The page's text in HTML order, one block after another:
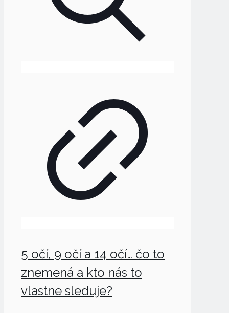
5 očí, 9 očí a 14 očí… čo to
znemená a kto nás to
vlastne sleduje?